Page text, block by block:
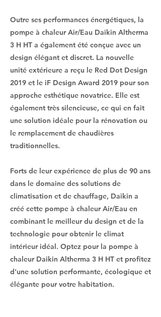
Outre ses performances énergétiques, la
pompe à chaleur Air/Eau Daikin Altherma
3 H HT a également été conçue avec un
design élégant et discret. La nouvelle
unité extérieure a reçu le Red Dot Design
2019 et le iF Design Award 2019 pour son
approche esthétique novatrice. Elle est
également très silencieuse, ce qui en fait
une solution idéale pour la rénovation ou
le remplacement de chaudières
traditionnelles.
Forts de leur expérience de plus de 90 ans
dans le domaine des solutions de
climatisation et de chauffage, Daikin a
créé cette pompe à chaleur Air/Eau en
combinant le meilleur du design et de la
technologie pour obtenir le climat
intérieur idéal. Optez pour la pompe à
chaleur Daikin Altherma 3 H HT et profitez
d'une solution performante, écologique et
élégante pour votre habitation.